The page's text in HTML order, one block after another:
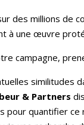
des millions de
à une œuvre
campagne,
similitudes
& Partners
pour quantifier ce